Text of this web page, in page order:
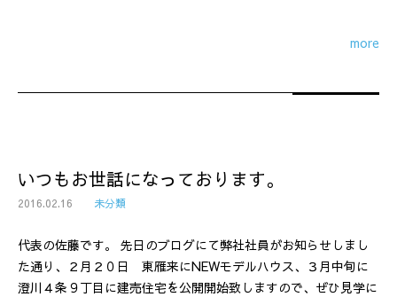
more
いつもお世話になっております。
2016.02.16 未分類
代表の佐藤です。 先日のブログにて弊社社員がお知らせしまし
た通り、２月２０日 東雁来にNEWモデルハウス、３月中旬に
澄川４条９丁目に建売住宅を公開開始致しますので、ぜひ見学に